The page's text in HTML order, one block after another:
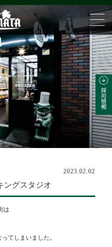
2023.02.02
ングスタジオ
は
てしまいました。